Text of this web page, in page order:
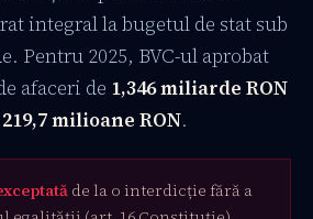
integral la bugetul de stat sub
Pentru 2025, BVC-ul aprobat
afaceri de 1,346 miliarde RON
219,7 milioane RON.
de la o interdicție fără a